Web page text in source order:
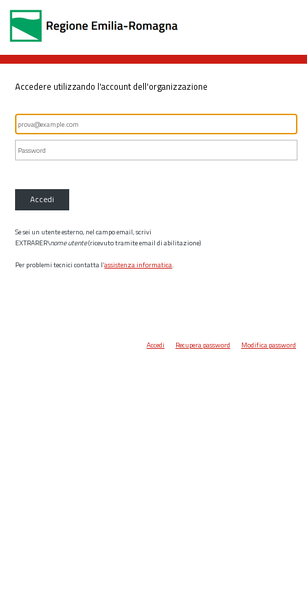
Accedere utilizzando l'account dell'organizzazione
Accedi
Se sei un utente esterno, nel campo email, scrivi
EXTRARER\nome utente(ricevuto tramite email di abilitazione)
Per problemi tecnici contatta l’assistenza informatica.
Accedi Recupera password Modifica password